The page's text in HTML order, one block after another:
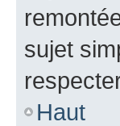
sujet
Haut